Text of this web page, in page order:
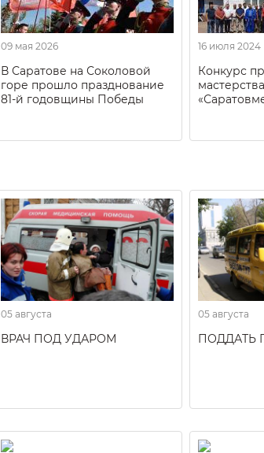
09 мая 2026
В Саратове на Соколовой
горе прошло празднование
81-й годовщины Победы
16 июля 2024
Конкурс
05 августа
ВРАЧ ПОД УДАРОМ
05 августа
ПОДДАТЬ